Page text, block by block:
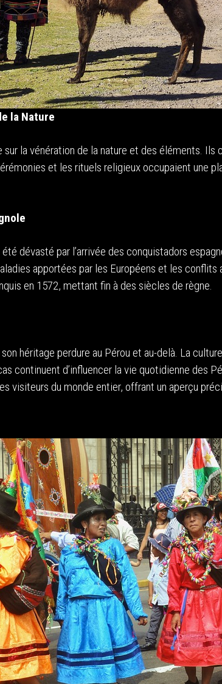
la Nature
la vénération de la nature et des éléments. Ils
et les rituels religieux occupaient une
dévasté par l’arrivée des conquistadors
apportées par les Européens et les conflits
en 1572, mettant fin à des siècles de règne.
héritage perdure au Pérou et au-delà. La
continuent d’influencer la vie quotidienne des
visiteurs du monde entier, offrant un aperçu